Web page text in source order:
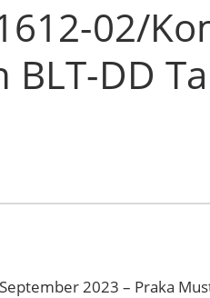
02/
DD
2023 – Praka